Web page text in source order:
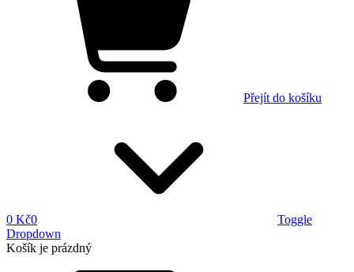
Přejít do košíku
0 Kč0
Toggle
Dropdown
Košík je prázdný